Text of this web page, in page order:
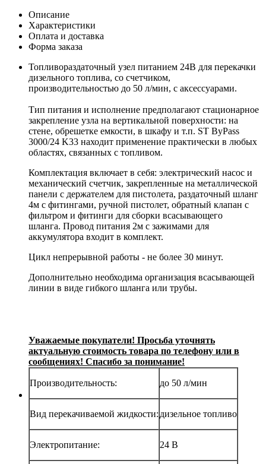
Описание
Характеристики
Оплата и доставка
Форма заказа
Топливораздаточный узел питанием 24В для перекачки
дизельного топлива, со счетчиком,
производительностью до 50 л/мин, с аксессуарами.
Тип питания и исполнение предполагают стационарное
закрепление узла на вертикальной поверхности: на
стене, обрешетке емкости, в шкафу и т.п. ST ByPass
3000/24 K33 находит применение практически в любых
областях, связанных с топливом.
Комплектация включает в себя: электрический насос и
механический счетчик, закрепленные на металлической
панели с держателем для пистолета, раздаточный шланг
4м с фитингами, ручной пистолет, обратный клапан с
фильтром и фитинги для сборки всасывающего
шланга. Провод питания 2м с зажимами для
аккумулятора входит в комплект.
Цикл непрерывной работы - не более 30 минут.
Дополнительно необходима организация всасывающей
линии в виде гибкого шланга или трубы.
Уважаемые покупатели! Просьба уточнять
актуальную стоимость товара по телефону или в
сообщениях! Спасибо за понимание!
Производительность: до 50 л/мин
Вид перекачиваемой жидкости: дизельное топливо
Электропитание: 24 В